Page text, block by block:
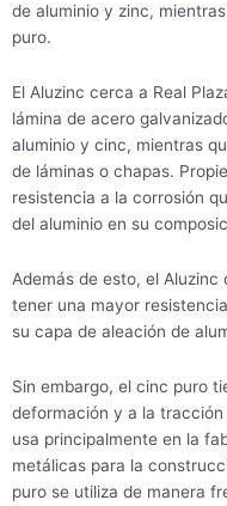
de aluminio y zinc,
puro.
El Aluzinc cerca a Real
lámina de acero
aluminio y cinc, mientras
de láminas o chapas.
resistencia a la corrosión
del aluminio en su
Además de esto, el
tener una mayor
su capa de aleación de
Sin embargo, el cinc puro
deformación y a la tracción
usa principalmente en la
metálicas para la
puro se utiliza de manera